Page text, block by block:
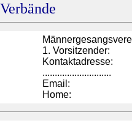
1. Vorsitzender:
Kontaktadresse:
............................
Email:
Home: